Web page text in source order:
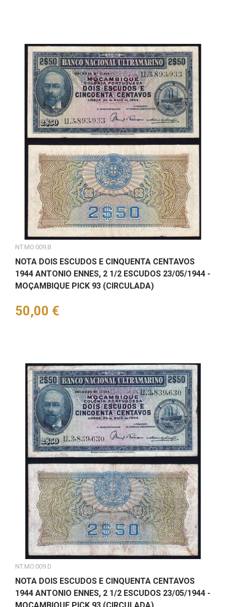
NT.MO.009.B
NOTA DOIS ESCUDOS E CINQUENTA CENTAVOS
1944 ANTONIO ENNES, 2 1/2 ESCUDOS 23/05/1944 -
MOÇAMBIQUE PICK 93 (CIRCULADA)
Preço
50,00 €
NT.MO.009.D
NOTA DOIS ESCUDOS E CINQUENTA CENTAVOS
1944 ANTONIO ENNES, 2 1/2 ESCUDOS 23/05/1944 -